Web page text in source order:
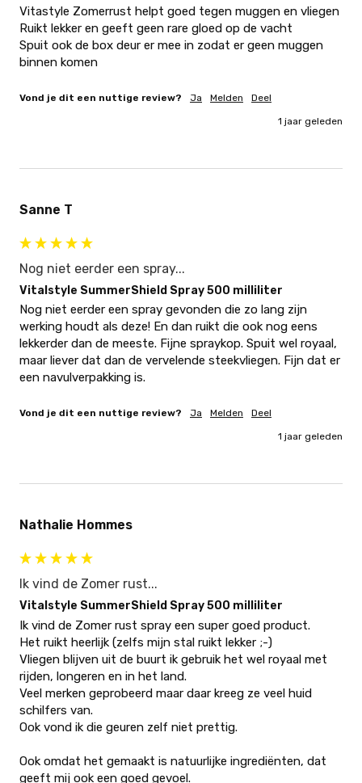
Vitastyle Zomerrust helpt goed tegen muggen en vliegen
Ruikt lekker en geeft geen rare gloed op de vacht
Spuit ook de box deur er mee in zodat er geen muggen
binnen komen
Vond je dit een nuttige review? Ja Melden Deel
1 jaar geleden
Sanne T
Nog niet eerder een spray...
Vitalstyle SummerShield Spray 500 milliliter
Nog niet eerder een spray gevonden die zo lang zijn
werking houdt als deze! En dan ruikt die ook nog eens
lekkerder dan de meeste. Fijne spraykop. Spuit wel royaal,
maar liever dat dan de vervelende steekvliegen. Fijn dat er
een navulverpakking is.
Vond je dit een nuttige review? Ja Melden Deel
1 jaar geleden
Nathalie Hommes
Ik vind de Zomer rust...
Vitalstyle SummerShield Spray 500 milliliter
Ik vind de Zomer rust spray een super goed product.
Het ruikt heerlijk (zelfs mijn stal ruikt lekker ;-)
Vliegen blijven uit de buurt ik gebruik het wel royaal met
rijden, longeren en in het land.
Veel merken geprobeerd maar daar kreeg ze veel huid
schilfers van.
Ook vond ik die geuren zelf niet prettig.
Ook omdat het gemaakt is natuurlijke ingrediënten, dat
geeft mij ook een goed gevoel.